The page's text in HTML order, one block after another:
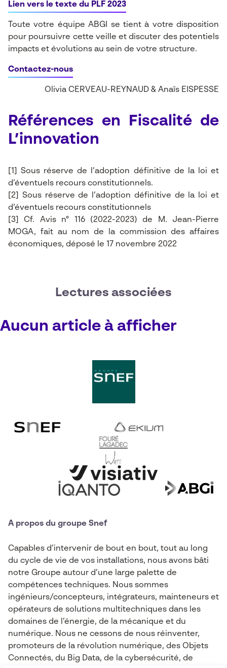
Lien vers le texte du PLF 2023
Toute votre équipe ABGI se tient à votre disposition
pour poursuivre cette veille et discuter des potentiels
impacts et évolutions au sein de votre structure.
Contactez-nous
Olivia CERVEAU-REYNAUD & Anaïs EISPESSE
Références en Fiscalité de
L’innovation
[1]
Sous réserve de l’adoption définitive de la loi et
d’éventuels recours constitutionnels.
[2]
Sous réserve de l’adoption définitive de la loi et
d’éventuels recours constitutionnels
[3]
Cf. Avis n° 116 (2022-2023) de M. Jean-Pierre
MOGA, fait au nom de la commission des affaires
économiques, déposé le 17 novembre 2022
Lectures associées
Aucun article à afficher
A propos du groupe Snef
Capables d’intervenir de bout en bout, tout au long
du cycle de vie de vos installations, nous avons bâti
notre Groupe autour d’une large palette de
compétences techniques. Nous sommes
ingénieurs/concepteurs, intégrateurs, mainteneurs et
opérateurs de solutions multitechniques dans les
domaines de l’énergie, de la mécanique et du
numérique. Nous ne cessons de nous réinventer,
promoteurs de la révolution numérique, des Objets
Connectés, du Big Data, de la cybersécurité, de